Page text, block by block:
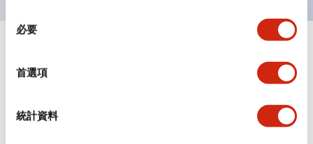
必要
首選項
統計資料
電氣規範（額定照明部分）